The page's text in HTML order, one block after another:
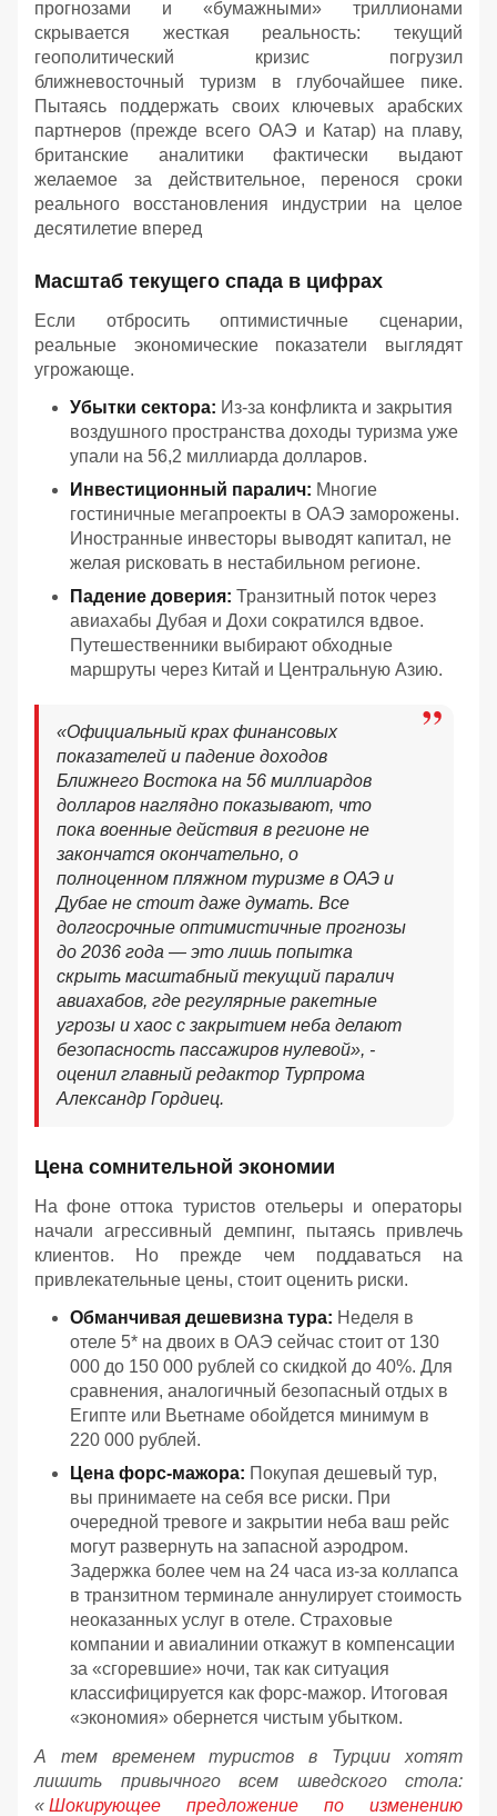
прогнозами и «бумажными» триллионами
скрывается жесткая реальность: текущий
геополитический кризис погрузил
ближневосточный туризм в глубочайшее пике.
Пытаясь поддержать своих ключевых арабских
партнеров (прежде всего ОАЭ и Катар) на плаву,
британские аналитики фактически выдают
желаемое за действительное, перенося сроки
реального восстановления индустрии на целое
десятилетие вперед
Масштаб текущего спада в цифрах
Если отбросить оптимистичные сценарии,
реальные экономические показатели выглядят
угрожающе.
Убытки сектора: Из-за конфликта и закрытия
воздушного пространства доходы туризма уже
упали на 56,2 миллиарда долларов.
Инвестиционный паралич: Многие
гостиничные мегапроекты в ОАЭ заморожены.
Иностранные инвесторы выводят капитал, не
желая рисковать в нестабильном регионе.
Падение доверия: Транзитный поток через
авиахабы Дубая и Дохи сократился вдвое.
Путешественники выбирают обходные
маршруты через Китай и Центральную Азию.
«Официальный крах финансовых
показателей и падение доходов
Ближнего Востока на 56 миллиардов
долларов наглядно показывают, что
пока военные действия в регионе не
закончатся окончательно, о
полноценном пляжном туризме в ОАЭ и
Дубае не стоит даже думать. Все
долгосрочные оптимистичные прогнозы
до 2036 года — это лишь попытка
скрыть масштабный текущий паралич
авиахабов, где регулярные ракетные
угрозы и хаос с закрытием неба делают
безопасность пассажиров нулевой», -
оценил главный редактор Турпрома
Александр Гордиец.
Цена сомнительной экономии
На фоне оттока туристов отельеры и операторы
начали агрессивный демпинг, пытаясь привлечь
клиентов. Но прежде чем поддаваться на
привлекательные цены, стоит оценить риски.
Обманчивая дешевизна тура: Неделя в
отеле 5* на двоих в ОАЭ сейчас стоит от 130
000 до 150 000 рублей со скидкой до 40%. Для
сравнения, аналогичный безопасный отдых в
Египте или Вьетнаме обойдется минимум в
220 000 рублей.
Цена форс-мажора: Покупая дешевый тур,
вы принимаете на себя все риски. При
очередной тревоге и закрытии неба ваш рейс
могут развернуть на запасной аэродром.
Задержка более чем на 24 часа из-за коллапса
в транзитном терминале аннулирует стоимость
неоказанных услуг в отеле. Страховые
компании и авиалинии откажут в компенсации
за «сгоревшие» ночи, так как ситуация
классифицируется как форс-мажор. Итоговая
«экономия» обернется чистым убытком.
А тем временем туристов в Турции хотят
лишить привычного всем шведского стола:
« Шокирующее предложение по изменению